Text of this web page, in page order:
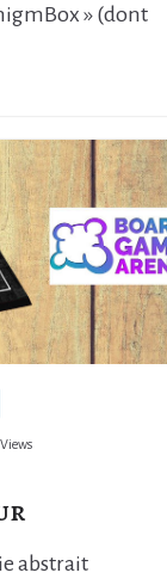
» (dont
Views
abstrait